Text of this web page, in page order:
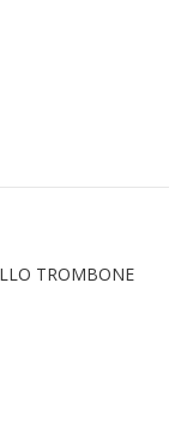
TROMBONE